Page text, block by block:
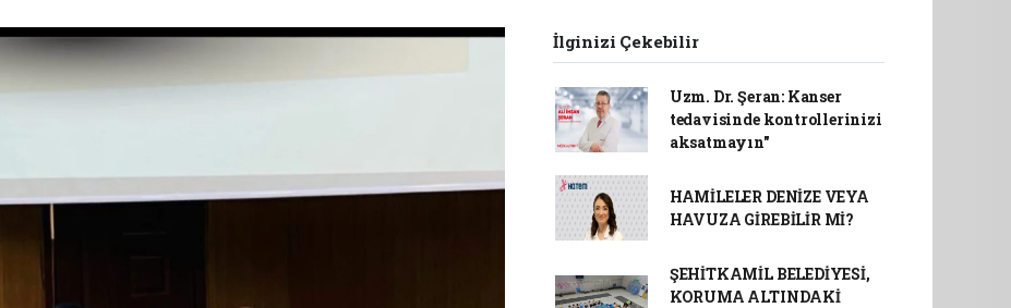
İlginizi Çekebilir
Uzm. Dr. Şeran: Kanser
tedavisinde kontrollerinizi
aksatmayın"
HAMİLELER DENİZE VEYA
HAVUZA GİREBİLİR Mİ?
ŞEHİTKAMİL BELEDİYESİ,
KORUMA ALTINDAKİ